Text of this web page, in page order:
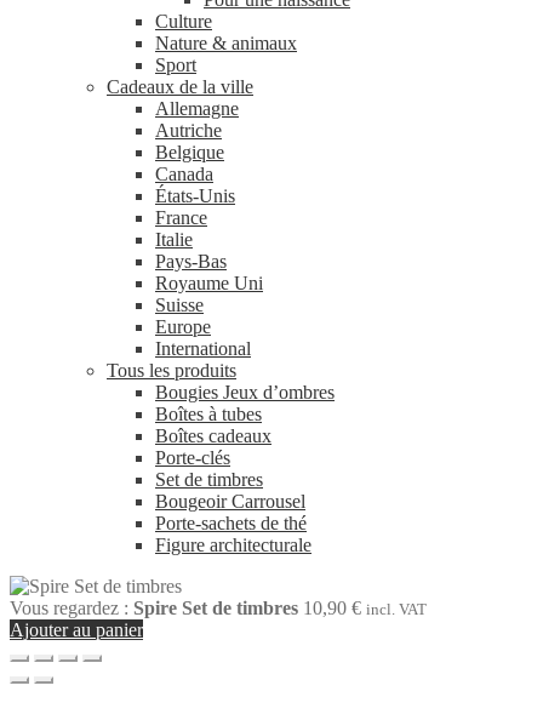
Culture
Nature & animaux
Sport
Cadeaux de la ville
Allemagne
Autriche
Belgique
Canada
États-Unis
France
Italie
Pays-Bas
Royaume Uni
Suisse
Europe
International
Tous les produits
Bougies Jeux d’ombres
Boîtes à tubes
Boîtes cadeaux
Porte-clés
Set de timbres
Bougeoir Carrousel
Porte-sachets de thé
Figure architecturale
Vous regardez : Spire Set de timbres 10,90 € incl. VAT
Ajouter au panier